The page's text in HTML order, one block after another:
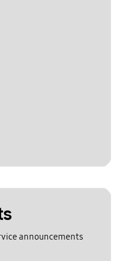
announcements